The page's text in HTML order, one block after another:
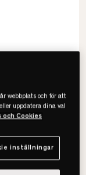
webbplats och för att
uppdatera dina val
och Cookies
inställningar